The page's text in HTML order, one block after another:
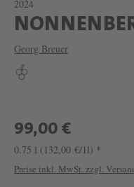
2024
Georg Breuer
99,00 €
0.75 l (132,00 €/1l) *
Preise inkl. MwSt. zzgl.